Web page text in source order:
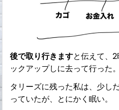
後で取り行きますと伝えて、
ックアップしに去って行った。
タリーズに残った私は、少し
っていたが、とにかく眠い。